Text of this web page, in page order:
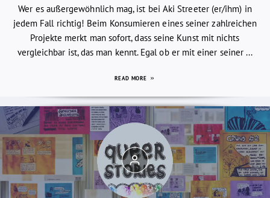
Wer es außergewöhnlich mag, ist bei Aki Streeter (er/ihm) in
jedem Fall richtig! Beim Konsumieren eines seiner zahlreichen
Projekte merkt man sofort, dass seine Kunst mit nichts
vergleichbar ist, das man kennt. Egal ob er mit einer seiner ...
READ MORE